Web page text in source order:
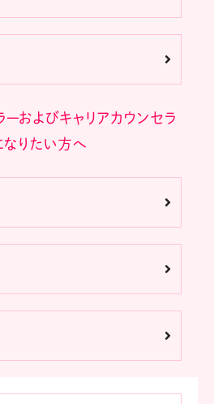
ーおよびキャリアカウンセラ
なりたい方へ